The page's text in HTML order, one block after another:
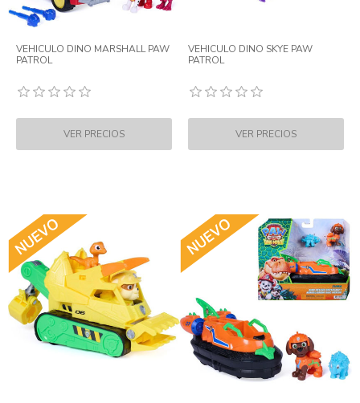
VEHICULO DINO MARSHALL PAW
PATROL
VEHICULO DINO SKYE PAW
PATROL